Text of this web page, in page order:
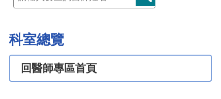
科室總覽
回醫師專區首頁